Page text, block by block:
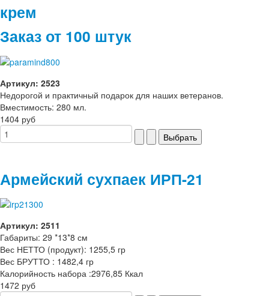
крем
Заказ от 100 штук
Артикул: 2523
Недорогой и практичный подарок для наших ветеранов.
Вместимость: 280 мл.
1404 руб
Армейский сухпаек ИРП-21
Артикул: 2511
Габариты: 29 *13*8 см
Вес НЕТТО (продукт): 1255,5 гр
Вес БРУТТО : 1482,4 гр
Калорийность набора :2976,85 Ккал
1472 руб